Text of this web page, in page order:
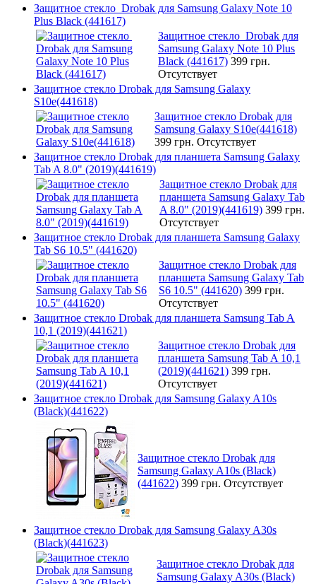
Защитное стекло Drobak для Samsung Galaxy Note 10
Plus Black (441617)
Защитное стекло Drobak для
Samsung Galaxy Note 10 Plus
Black (441617) 399 грн.
Отсутствует
Защитное стекло Drobak для Samsung Galaxy
S10e(441618)
Защитное стекло Drobak для
Samsung Galaxy S10e(441618)
399 грн. Отсутствует
Защитное стекло Drobak для планшета Samsung Galaxy
Tab A 8.0" (2019)(441619)
Защитное стекло Drobak для
планшета Samsung Galaxy Tab
A 8.0" (2019)(441619) 399 грн.
Отсутствует
Защитное стекло Drobak для планшета Samsung Galaxy
Tab S6 10.5" (441620)
Защитное стекло Drobak для
планшета Samsung Galaxy Tab
S6 10.5" (441620) 399 грн.
Отсутствует
Защитное стекло Drobak для планшета Samsung Tab A
10,1 (2019)(441621)
Защитное стекло Drobak для
планшета Samsung Tab A 10,1
(2019)(441621) 399 грн.
Отсутствует
Защитное стекло Drobak для Samsung Galaxy A10s
(Black)(441622)
Защитное стекло Drobak для
Samsung Galaxy A10s (Black)
(441622) 399 грн. Отсутствует
Защитное стекло Drobak для Samsung Galaxy A30s
(Black)(441623)
Защитное стекло Drobak для
Samsung Galaxy A30s (Black)